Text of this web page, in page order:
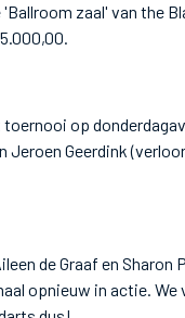
zaal' van the
op
Geerdink
de Graaf en Sharon
opnieuw in actie. We